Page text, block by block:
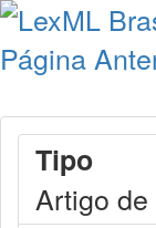
Página
Tipo
Artigo